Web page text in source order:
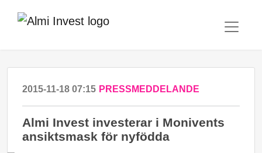
2015-11-18 07:15 PRESSMEDDELANDE
Almi Invest investerar i Monivents
ansiktsmask för nyfödda